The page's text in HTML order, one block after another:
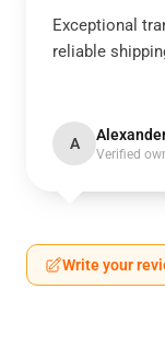
Exceptional
reliable
A
Verified
Write your